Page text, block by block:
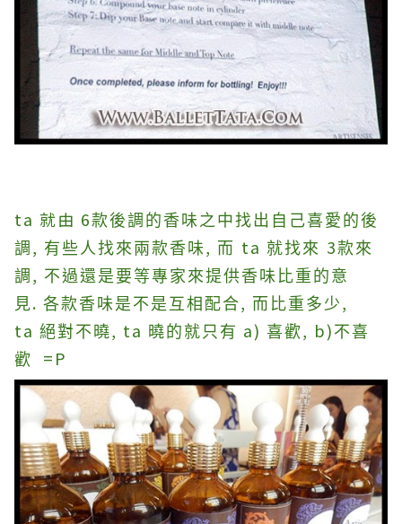
ta 就由 6款後調的香味之中找出自己喜愛的後
調 , 有些人找來兩款香味, 而 ta 就找來 3款來
調 , 不過還是要等專家來提供香味比重的意
見. 各款香味是不是互相配合, 而比重多少 ,
ta 絕對不曉, ta 曉的就只有 a) 喜歡, b) 不喜
歡
=P